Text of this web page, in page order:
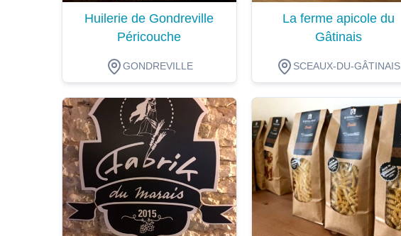
Huilerie de Gondreville
Péricouche
GONDREVILLE
Dégustation
La ferme apicole du
Gâtinais
SCEAUX-DU-GÂTINAIS
Dégustation